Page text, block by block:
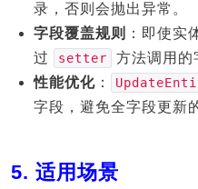
录，否则会抛出异常。
字段覆盖规则
：即使实
过
setter
方法调用的
性能优化 ：
字段，避免全字段更新
5. 适用场景